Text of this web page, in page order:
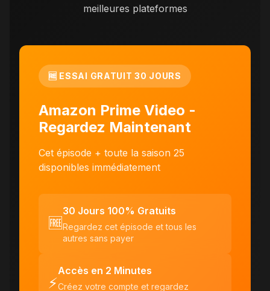
meilleures plateformes
🆓 ESSAI GRATUIT 30 JOURS
Amazon Prime Video -
Regardez Maintenant
Cet épisode + toute la saison 25
disponibles immédiatement
🆓
30 Jours 100% Gratuits
Regardez cet épisode et tous les
autres sans payer
⚡
Accès en 2 Minutes
Créez votre compte et regardez